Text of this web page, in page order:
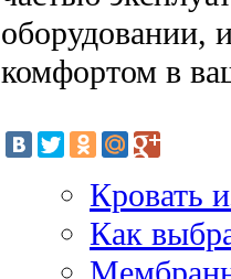
оборудовании,
комфортом в
Кровать
Как